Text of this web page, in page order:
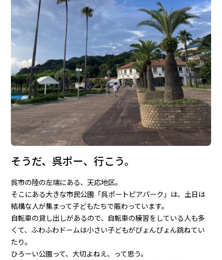
そうだ、呉ポー、行こう。
呉市の陸の左端にある、天応地区。
そこにある大きな市民公園「呉ポートピアパーク」は、土日は
結構な人が集まって子どもたちで賑わっています。
自転車の貸し出しがあるので、自転車の練習をしている人も多
くて、ふわふわドームは小さい子どもがぴょんぴょん跳ねてい
たり。
ひろーい公園って、大切よねえ、って思う。